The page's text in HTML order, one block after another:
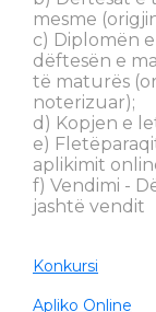
mesme
c) Diplomën
dëftesën e
të maturës
noterizuar);
d) Kopjen e
e)
aplikimit
f) Vendimi -
jashtë vendit
Konkursi
Apliko Online